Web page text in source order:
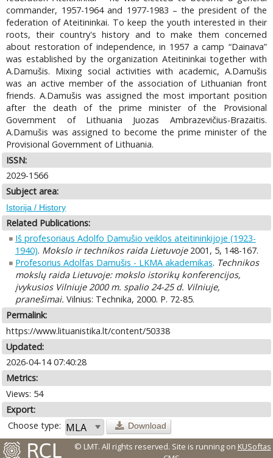
commander, 1957-1964 and 1977-1983 – the president of the
federation of Ateitininkai. To keep the youth interested in their
roots, their country's history and to make them concerned
about restoration of independence, in 1957 a camp “Dainava”
was established by the organization Ateitininkai together with
A.Damušis. Mixing social activities with academic, A.Damušis
was an active member of the association of Lithuanian front
friends. A.Damušis was assigned the most important position
after the death of the prime minister of the Provisional
Government of Lithuania Juozas Ambrazevičius-Brazaitis.
A.Damušis was assigned to become the prime minister of the
Provisional Government of Lithuania.
ISSN:
2029-1566
Subject area:
Istorija / History
Related Publications:
Iš profesoriaus Adolfo Damušio veiklos ateitininkijoje (1923-
1940). Mokslo ir technikos raida Lietuvoje2001, 5, 148-167.
Profesorius Adolfas Damušis - LKMA akademikas. Technikos
mokslų raida Lietuvoje: mokslo istorikų konferencijos,
įvykusios Vilniuje 2000 m. spalio 24-25 d. Vilniuje,
pranešimai. Vilnius: Technika, 2000. P. 72-85.
Permalink:
https://www.lituanistika.lt/content/50338
Updated:
2026-04-14 07:40:28
Metrics:
Views: 54
Export:
Choose type:
Download
© LMT. All rights reserved. Site is running on KUSoftas